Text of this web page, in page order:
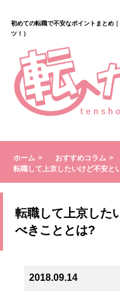
初めての転職で不安なポイントまとめ
ツ！）
ホーム おすすめコラム
転職して上京したいけど不安と
転職して上京した
べきこととは?
2018.09.14